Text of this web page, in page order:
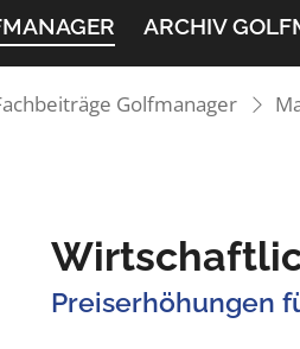
ARCHIV
Golfmanager
Preiserhöhungen